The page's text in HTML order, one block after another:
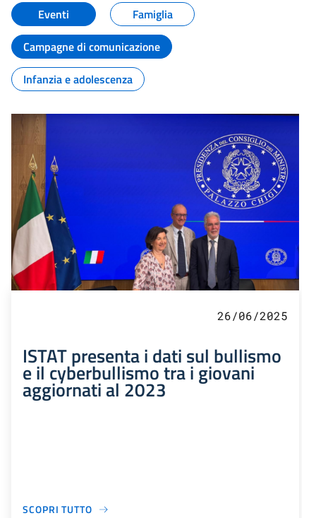
Eventi
Famiglia
Campagne di comunicazione
Infanzia e adolescenza
26/06/2025
ISTAT presenta i dati sul bullismo
e il cyberbullismo tra i giovani
aggiornati al 2023
SCOPRI TUTTO